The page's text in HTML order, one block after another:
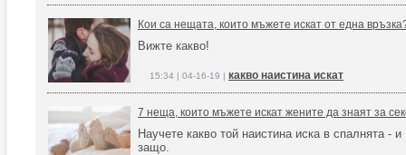
Кои са нещата, които мъжете искат от една
Вижте какво!
15:34 | 04-16-19 | какво наистина искат
7 неща, които мъжете искат жените да знаят за
Научете какво той наистина иска в спалнята - и
защо.